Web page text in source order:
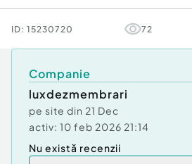
ID: 15230720 72
Companie
luxdezmembrari
pe site din 21 Dec
activ: 10 feb 2026 21:14
Nu există recenzii